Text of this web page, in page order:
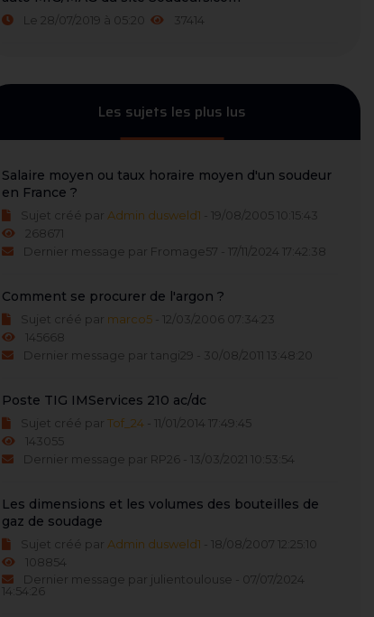
Le 28/07/2019 à 05:20 37414
Les sujets les plus lus
Salaire moyen ou taux horaire moyen d'un soudeur
en France ?
Sujet créé par Admin dusweld1 - 19/08/2005 10:15:43
268671
Dernier message par Fromage57 - 17/11/2024 17:42:38
Comment se procurer de l'argon ?
Sujet créé par marco5 - 12/03/2006 07:34:23
145668
Dernier message par tangi29 - 30/08/2011 13:48:20
Poste TIG IMServices 210 ac/dc
Sujet créé par Tof_24 - 11/01/2014 17:49:45
143055
Dernier message par RP26 - 13/03/2021 10:53:54
Les dimensions et les volumes des bouteilles de
gaz de soudage
Sujet créé par Admin dusweld1 - 18/08/2007 12:25:10
108854
Dernier message par julientoulouse - 07/07/2024
14:54:26